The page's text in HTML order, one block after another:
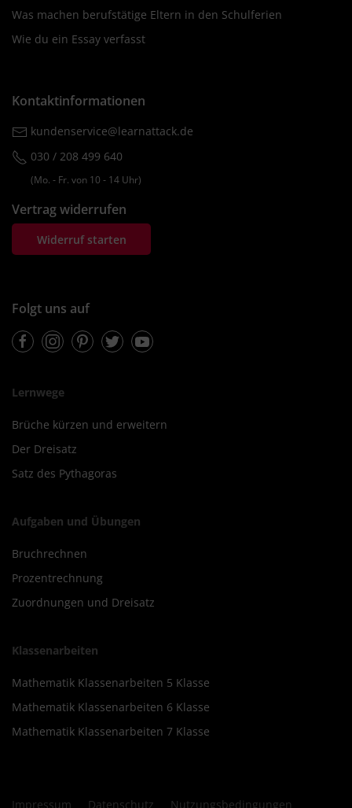
Was machen berufstätige Eltern in den Schulferien
Wie du ein Essay verfasst
Kontaktinformationen
kundenservice@learnattack.de
030 / 208 499 640
(Mo. ‐ Fr. von 10 ‐ 14 Uhr)
Vertrag widerrufen
Widerruf starten
Folgt uns auf
FacebookInstagramPinterestTwitterYoutube
Lernwege
Brüche kürzen und erweitern
Der Dreisatz
Satz des Pythagoras
Aufgaben und Übungen
Bruchrechnen
Prozentrechnung
Zuordnungen und Dreisatz
Klassenarbeiten
Mathematik Klassenarbeiten 5 Klasse
Mathematik Klassenarbeiten 6 Klasse
Mathematik Klassenarbeiten 7 Klasse
Impressum Datenschutz Nutzungsbedingungen